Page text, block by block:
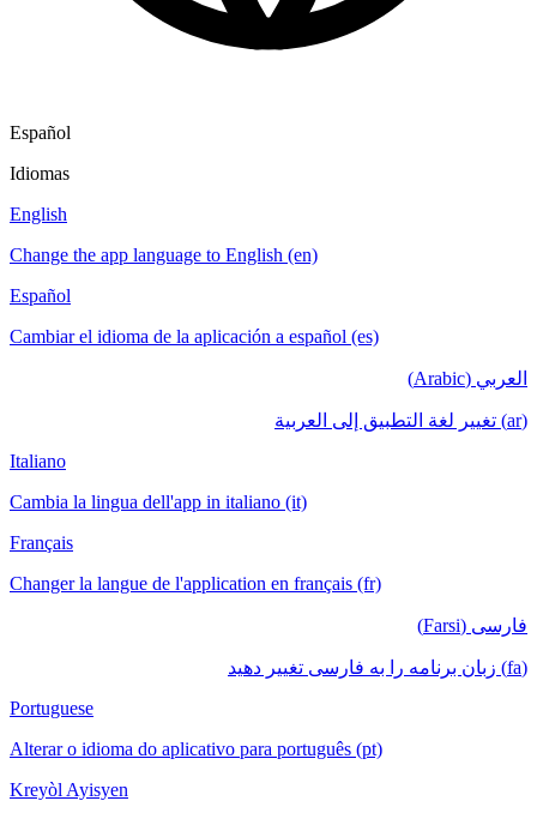
Español
Idiomas
English
Change the app language to English (en)
Español
Cambiar el idioma de la aplicación a español (es)
العربي (Arabic)
(ar) تغيير لغة التطبيق إلى العربية
Italiano
Cambia la lingua dell'app in italiano (it)
Français
Changer la langue de l'application en français (fr)
فارسی (Farsi)
(fa) زبان برنامه را به فارسی تغییر دهید
Portuguese
Alterar o idioma do aplicativo para português (pt)
Kreyòl Ayisyen